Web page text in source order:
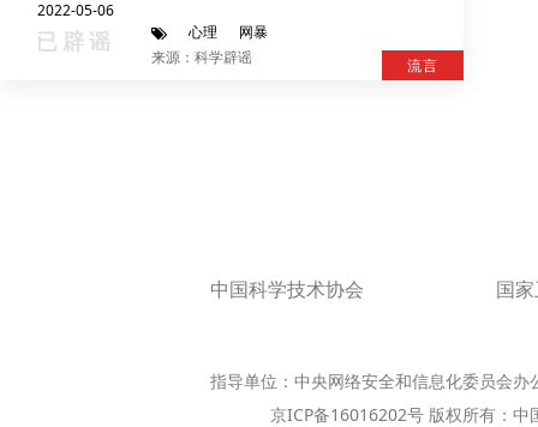
2022-05-06
已辟谣 心理
网暴
来源：科学辟谣
流言
中国科学技术协会 国
指导单位：中央网络安全和信息化委员会
京ICP备16016202号 版权所有：